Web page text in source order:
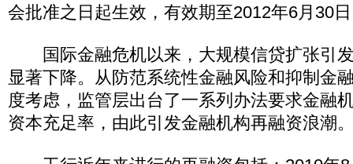
会批准之日起生效，有效期至2012年6月30
国际金融危机以来，大规模信贷扩张引
显著下降。从防范系统性金融风险和抑制金
度考虑，监管层出台了一系列办法要求金融
资本充足率，由此引发金融机构再融资浪潮